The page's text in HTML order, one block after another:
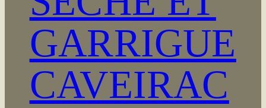
GARRIGUE
CAVEIRAC